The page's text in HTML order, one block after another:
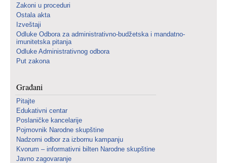
Zakoni u proceduri
Ostala akta
Izveštaji
Odluke Odbora za administrativno-budžetska i mandatno-
imunitetska pitanja
Odluke Administrativnog odbora
Put zakona
Građani
Pitajte
Edukativni centar
Poslaničke kancelarije
Pojmovnik Narodne skupštine
Nadzorni odbor za izbornu kampanju
Kvorum – informativni bilten Narodne skupštine
Javno zagovaranje